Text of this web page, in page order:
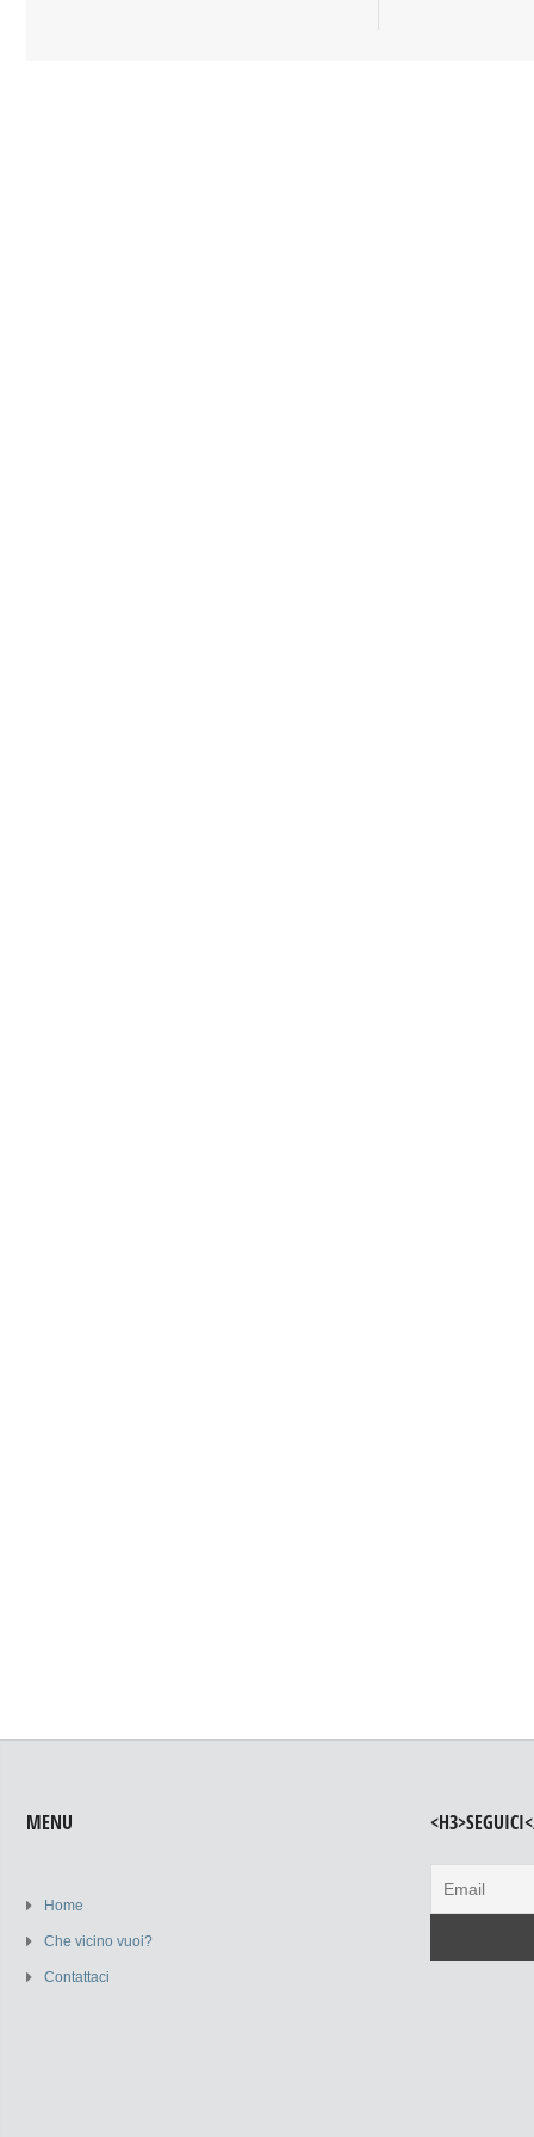
MENU
Home
Che vicino vuoi?
Contattaci